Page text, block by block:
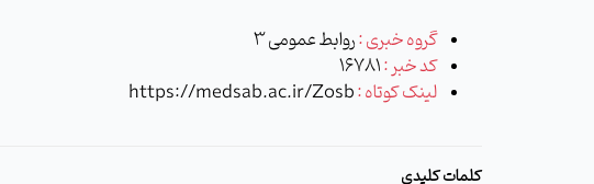
گروه خبری :روابط عمومی 3
کد خبر :16781
لینک کوتاه : https://medsab.ac.ir/Zosb
کلمات کلیدی